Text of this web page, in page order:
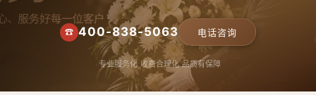
☎ 400-838-5063 电话咨询
专业服务化 收费合理化 品质有保障